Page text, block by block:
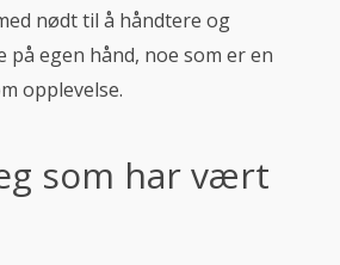
nødt til å håndtere og
på egen hånd, noe som er en
opplevelse.
som har vært